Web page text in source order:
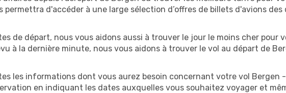
permettra d'accéder à une large sélection d’offres de billets d'avions
de départ, nous vous aidons aussi à trouver le jour le moins cher pour
à la dernière minute, nous vous aidons à trouver le vol au départ de
les informations dont vous aurez besoin concernant votre vol Bergen
en indiquant les dates auxquelles vous souhaitez voyager et